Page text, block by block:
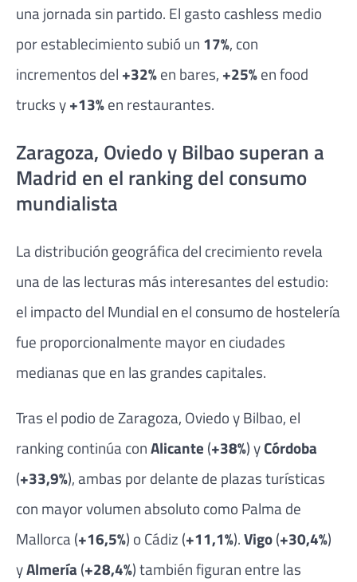
una jornada sin partido. El gasto cashless medio
por establecimiento subió un 17%, con
incrementos del +32%en bares, +25%en food
trucks y+13%en restaurantes.
Zaragoza, Oviedo y Bilbao superan a
Madrid en el ranking del consumo
mundialista
La distribución geográfica del crecimiento revela
una de las lecturas más interesantes del estudio:
el impacto del Mundial en el consumo de hostelería
fue proporcionalmente mayor en ciudades
medianas que en las grandes capitales.
Tras el podio de Zaragoza, Oviedo y Bilbao, el
ranking continúa conAlicante (+38%) yCórdoba
(+33,9%), ambas por delante de plazas turísticas
con mayor volumen absoluto como Palma de
Mallorca (+16,5%) o Cádiz (+11,1%).Vigo(+30,4%)
yAlmería (+28,4%) también figuran entre las